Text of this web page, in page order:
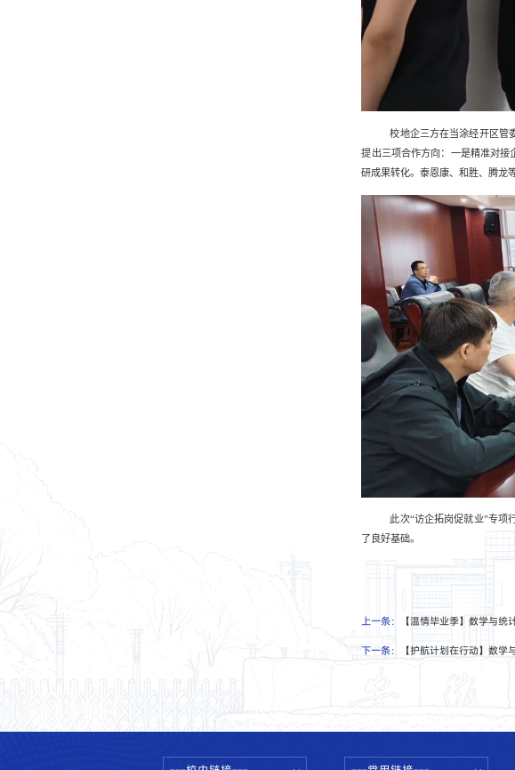
校地企三方在当涂经开区管
提出三项合作方向：一是精准对接
研成果转化。泰恩康、和胜、腾龙
此次“访企拓岗促就业”专项
了良好基础。
上一条： 【温情毕业季】数学与
下一条： 【护航计划在行动】数